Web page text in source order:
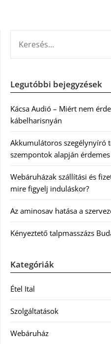
Legutóbbi bejegyzések
Kácsa Audió – Miért nem
kábelharisnyán
Akkumulátoros szegélynyíró
szempontok alapján
Webáruházak szállítási és
mire figyelj induláskor?
Az aminosav hatása a
Kényeztető talpmasszázs
Kategóriák
Étel Ital
Szolgáltatások
Webáruház